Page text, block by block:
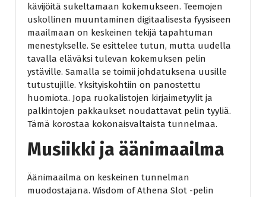
kävijöitä sukeltamaan kokemukseen. Teemojen
uskollinen muuntaminen digitaalisesta fyysiseen
maailmaan on keskeinen tekijä tapahtuman
menestykselle. Se esittelee tutun, mutta uudella
tavalla eläväksi tulevan kokemuksen pelin
ystäville. Samalla se toimii johdatuksena uusille
tutustujille. Yksityiskohtiin on panostettu
huomiota. Jopa ruokalistojen kirjaimetyylit ja
palkintojen pakkaukset noudattavat pelin tyyliä.
Tämä korostaa kokonaisvaltaista tunnelmaa.
Musiikki ja äänimaailma
Äänimaailma on keskeinen tunnelman
muodostajana. Wisdom of Athena Slot -pelin